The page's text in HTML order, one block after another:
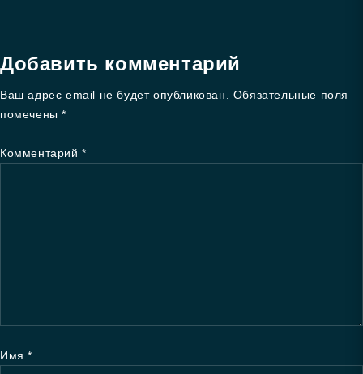
Добавить комментарий
Ваш адрес email не будет опубликован.
Обязательные поля
помечены*
Комментарий*
Имя*